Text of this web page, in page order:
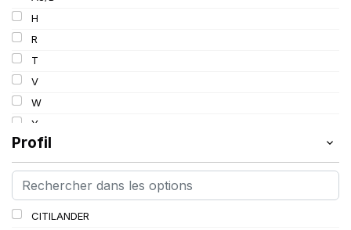
109/106
110/108
112A8/109B
114/111
H
R
T
V
W
Y
Profil
CITILANDER